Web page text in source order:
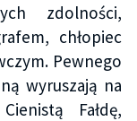
zdolności,
chłopiec
Pewnego
wyruszają na
Fałdę,